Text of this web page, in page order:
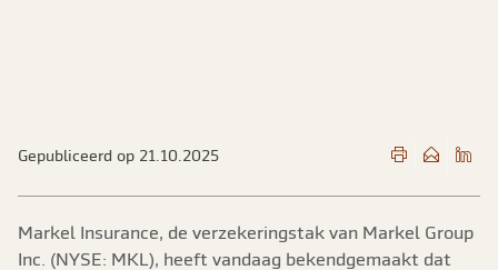
Gepubliceerd op 21.10.2025
Markel Insurance, de verzekeringstak van Markel Group
Inc. (NYSE: MKL), heeft vandaag bekendgemaakt dat